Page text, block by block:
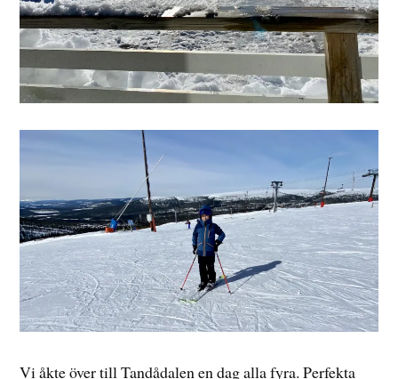
Vi åkte över till Tandådalen en dag alla fyra. Perfekta